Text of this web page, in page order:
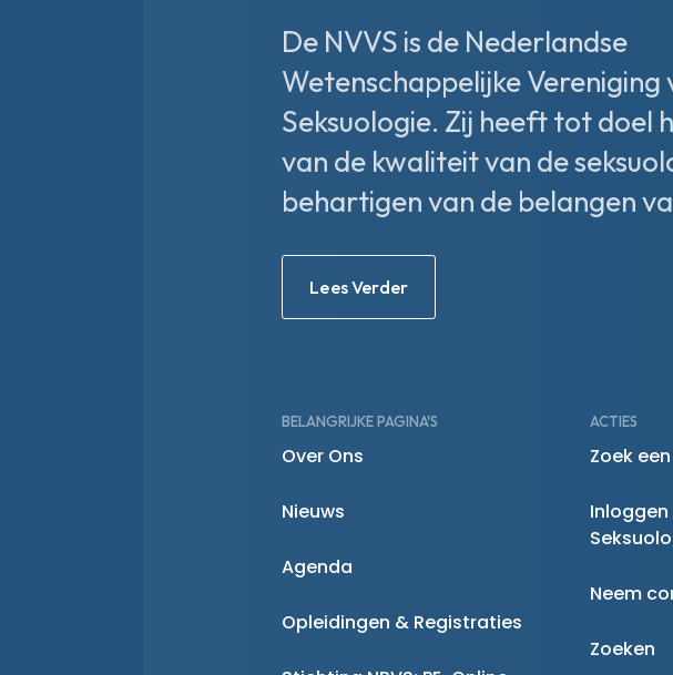
De NVVS is de Nederlandse
Wetenschappelijke Vereniging
Seksuologie. Zij heeft tot doel
van de kwaliteit van de
behartigen van de belangen
Lees Verder
BELANGRIJKE PAGINA'S
Over Ons
Nieuws
Agenda
Opleidingen & Registraties
ACTIES
Zoek
Neem
Zoeken